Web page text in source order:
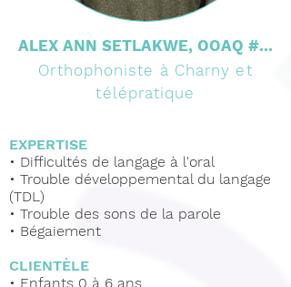
ALEX ANN SETLAKWE, OOAQ #...
Orthophoniste à Charny et
télépratique
EXPERTISE
• Difficultés de langage à l'oral
• Trouble développemental du langage
(TDL)
• Trouble des sons de la parole
• Bégaiement
CLIENTÈLE
• Enfants 0 à 6 ans